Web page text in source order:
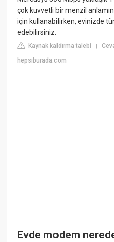
çok kuvvetli bir menzil
için kullanabilirken, evinizde
edebilirsiniz.
Kaynak kaldırma talebi |
hepsiburada.com
Evde modem